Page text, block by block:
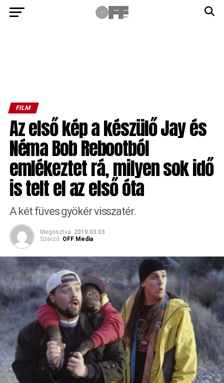
FILM
Az első kép a készülő Jay és
Néma Bob Rebootból
emlékeztet rá, milyen sok idő
is telt el az első óta
A két füves gyökér visszatér.
Megosztva 2019.03.03
Szerző: OFF Media